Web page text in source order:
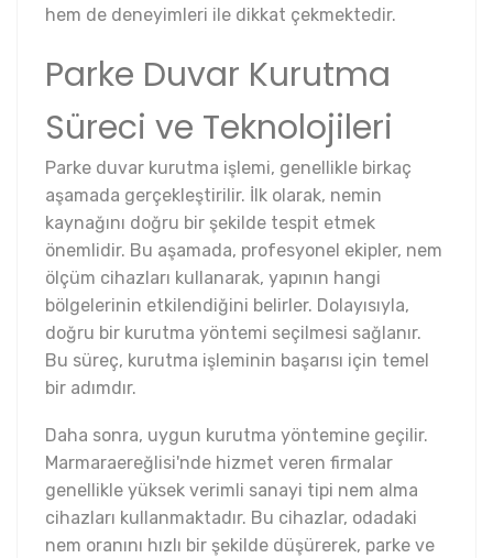
hem de deneyimleri ile dikkat çekmektedir.
Parke Duvar Kurutma
Süreci ve Teknolojileri
Parke duvar kurutma işlemi, genellikle birkaç
aşamada gerçekleştirilir. İlk olarak, nemin
kaynağını doğru bir şekilde tespit etmek
önemlidir. Bu aşamada, profesyonel ekipler, nem
ölçüm cihazları kullanarak, yapının hangi
bölgelerinin etkilendiğini belirler. Dolayısıyla,
doğru bir kurutma yöntemi seçilmesi sağlanır.
Bu süreç, kurutma işleminin başarısı için temel
bir adımdır.
Daha sonra, uygun kurutma yöntemine geçilir.
Marmaraereğlisi'nde hizmet veren firmalar
genellikle yüksek verimli sanayi tipi nem alma
cihazları kullanmaktadır. Bu cihazlar, odadaki
nem oranını hızlı bir şekilde düşürerek, parke ve